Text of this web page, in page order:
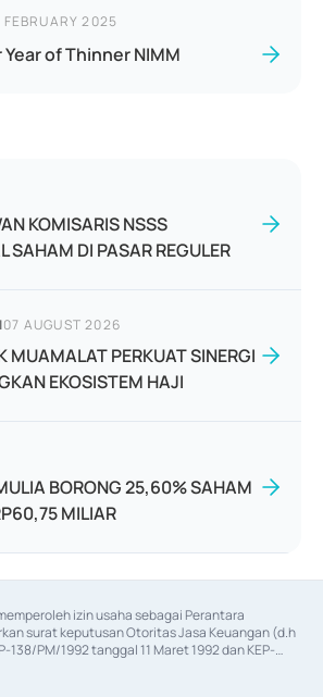
2025
of Thinner NIMM
KOMISARIS NSSS
SAHAM DI PASAR REGULER
|07 AUGUST 2026
MUAMALAT PERKUAT SINERGI
EKOSISTEM HAJI
BORONG 25,60% SAHAM
MILIAR
izin usaha sebagai Perantara
surat keputusan Otoritas Jasa Keuangan (d.h
138/PM/1992 tanggal 11 Maret 1992 dan KEP-
2014, izin usaha sebagai Penjamin Emisi
Otoritas Jasa Keuangan Nomor KEP-